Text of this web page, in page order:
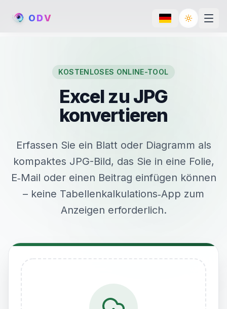
ODV Toggle
KOSTENLOSES ONLINE-TOOL
Excel zu JPG
konvertieren
Erfassen Sie ein Blatt oder Diagramm als
kompaktes JPG-Bild, das Sie in eine Folie,
E‑Mail oder einen Beitrag einfügen können
– keine Tabellenkalkulations‑App zum
Anzeigen erforderlich.